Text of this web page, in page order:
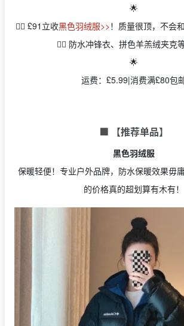
🌟
👉🏻 £91立收黑色羽绒服>>！质量很顶，不会
👉🏻 防水冲锋衣、拼色羊羔绒夹克
🌟
运费：£5.99|消费满£80包
🟩 【推荐单品】
黑色羽绒服
保暖轻便！专业户外品牌，防水保暖效果毋
的价格真的超划算有木有！